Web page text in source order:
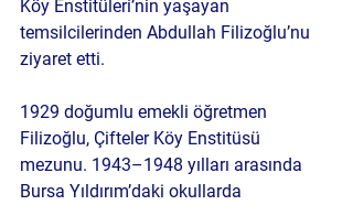
Köy Enstitüleri’nin yaşayan
temsilcilerinden Abdullah Filizoğlu’nu
ziyaret etti.
1929 doğumlu emekli öğretmen
Filizoğlu, Çifteler Köy Enstitüsü
mezunu. 1943–1948 yılları arasında
Bursa Yıldırım’daki okullarda